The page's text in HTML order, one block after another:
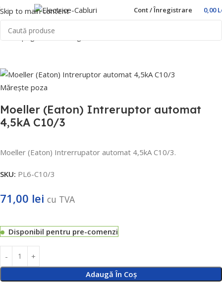
Skip to main content Cont / Înregistrare 0,00
Prima pagină
Mărește poza
Moeller (Eaton) Intreruptor automat
4,5kA C10/3
Moeller (Eaton) Intrerrupator automat 4,5kA C10/3.
SKU: PL6-C10/3
71,00 lei cu TVA
Disponibil pentru pre-comenzi
Adaugă În Coș